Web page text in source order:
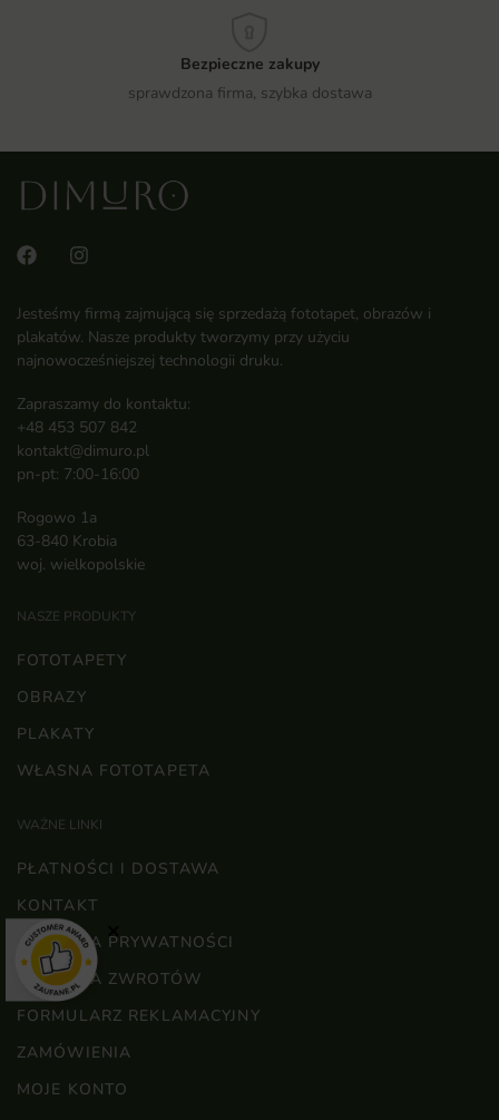
Bezpieczne zakupy
sprawdzona firma, szybka dostawa
Jesteśmy firmą zajmującą się sprzedażą fototapet, obrazów i
plakatów. Nasze produkty tworzymy przy użyciu
najnowocześniejszej technologii druku.
Zapraszamy do kontaktu:
+48 453 507 842
kontakt@dimuro.pl
pn-pt: 7:00-16:00
Rogowo 1a
63-840 Krobia
woj. wielkopolskie
NASZE PRODUKTY
FOTOTAPETY
OBRAZY
PLAKATY
WŁASNA FOTOTAPETA
WAŻNE LINKI
PŁATNOŚCI I DOSTAWA
KONTAKT
POLITYKA PRYWATNOŚCI
POLITYKA ZWROTÓW
FORMULARZ REKLAMACYJNY
ZAMÓWIENIA
MOJE KONTO
×